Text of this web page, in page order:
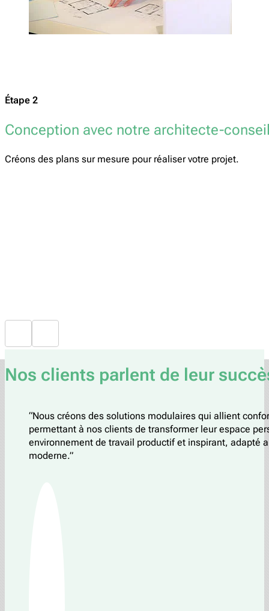
Étape 2
Conception avec notre architecte-
Créons des plans sur mesure pour réaliser votre projet.
Nos clients parlent de leur
“Nous créons des solutions modulaires qui allient
permettant à nos clients de transformer leur espace
environnement de travail productif et inspirant, adapté
moderne.”